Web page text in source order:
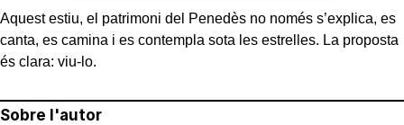
Aquest estiu, el patrimoni del Penedès no només s’explica, es
canta, es camina i es contempla sota les estrelles. La proposta
és clara: viu-lo.
Sobre l'autor